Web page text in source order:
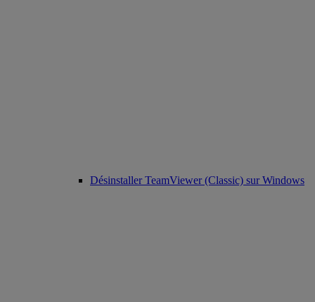
Désinstaller TeamViewer (Classic) sur Windows